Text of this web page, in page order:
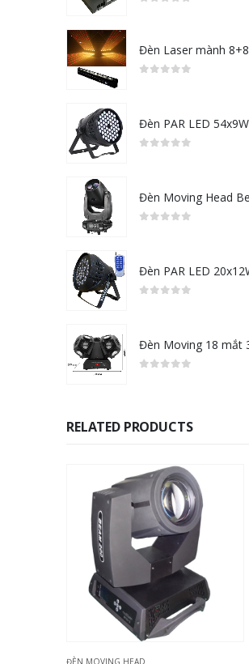
Đèn Laser mành 8+8
RELATED PRODUCTS
ĐÈN MOVING HEAD